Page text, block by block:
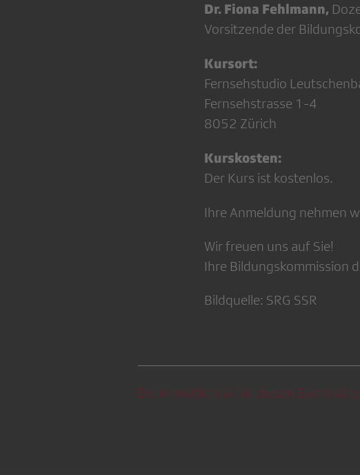
Dr. Fiona Fehlmann,
Vorsitzende der
Kursort:
Fernsehstudio
Fernsehstrasse 1-4
8052 Zürich
Kurskosten:
Der Kurs ist kostenlos.
Ihre Anmeldung nehmen
Wir freuen uns auf Sie!
Ihre Bildungskommission
Bildquelle: SRG SSR
Die Anmeldefrist für diesen Event ist